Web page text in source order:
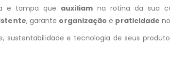
e tampa que auxiliamna rotina da sua
, garante organização e praticidade
e tecnologia de seus